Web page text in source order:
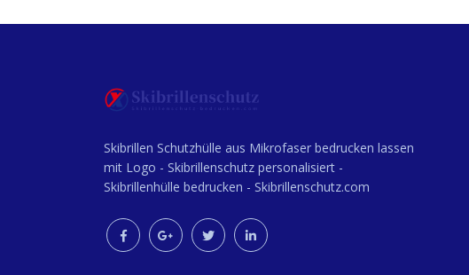
Skibrillen Schutzhülle aus Mikrofaser bedrucken lassen
mit Logo - Skibrillenschutz personalisiert -
Skibrillenhülle bedrucken - Skibrillenschutz.com